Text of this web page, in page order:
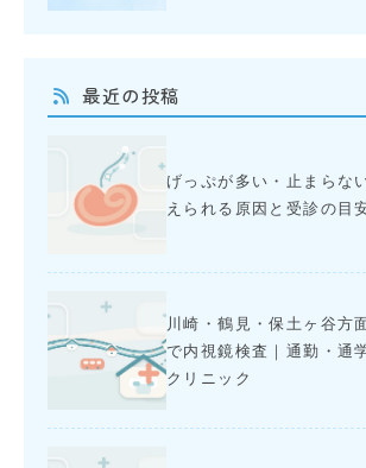
最近の投稿
げっぷが多い・止まらな
えられる原因と受診の目
川崎・鶴見・保土ヶ谷方
で内視鏡検査｜通勤・通
クリニック